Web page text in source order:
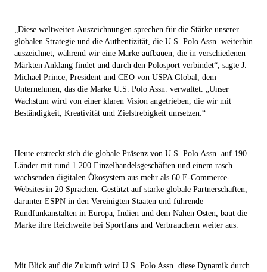
„Diese weltweiten Auszeichnungen sprechen für die Stärke unserer
globalen Strategie und die Authentizität, die U.S. Polo Assn. weiterhin
auszeichnet, während wir eine Marke aufbauen, die in verschiedenen
Märkten Anklang findet und durch den Polosport verbindet“, sagte J.
Michael Prince, President und CEO von USPA Global, dem
Unternehmen, das die Marke U.S. Polo Assn. verwaltet. „Unser
Wachstum wird von einer klaren Vision angetrieben, die wir mit
Beständigkeit, Kreativität und Zielstrebigkeit umsetzen.“
Heute erstreckt sich die globale Präsenz von U.S. Polo Assn. auf 190
Länder mit rund 1.200 Einzelhandelsgeschäften und einem rasch
wachsenden digitalen Ökosystem aus mehr als 60 E-Commerce-
Websites in 20 Sprachen. Gestützt auf starke globale Partnerschaften,
darunter ESPN in den Vereinigten Staaten und führende
Rundfunkanstalten in Europa, Indien und dem Nahen Osten, baut die
Marke ihre Reichweite bei Sportfans und Verbrauchern weiter aus.
Mit Blick auf die Zukunft wird U.S. Polo Assn. diese Dynamik durch